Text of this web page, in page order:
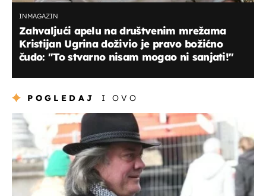
INMAGAZIN
Zahvaljući apelu na društvenim mrežama
Kristijan Ugrina doživio je pravo božićno
čudo: "To stvarno nisam mogao ni sanjati!"
POGLEDAJ I OVO